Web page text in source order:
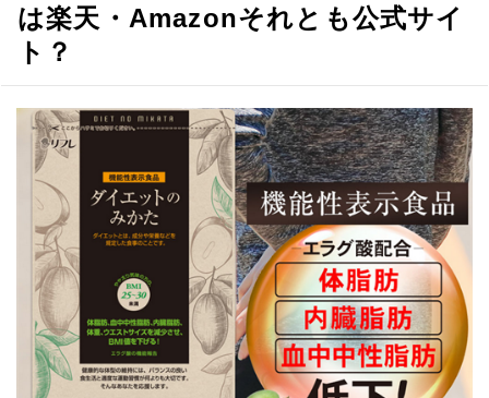
は楽天・Amazonそれとも公式サイ
ト？